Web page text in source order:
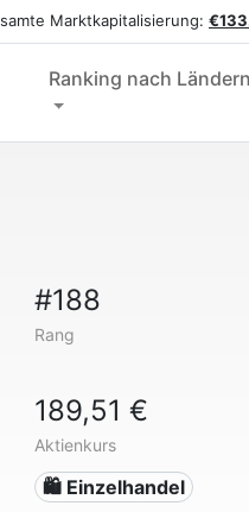
Marktkapitalisierung:
Ranking nach Ländern
#188
Rang
189,51 €
Aktienkurs
🛍️ Einzelhandel